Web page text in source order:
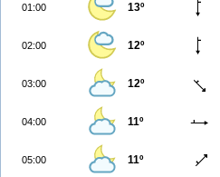
01:00 13º
02:00 12º
03:00 12º
04:00 11º
05:00 11º